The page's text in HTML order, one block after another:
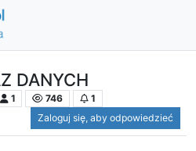
DANYCH
1 746
1
Zaloguj się, aby odpowiedzieć